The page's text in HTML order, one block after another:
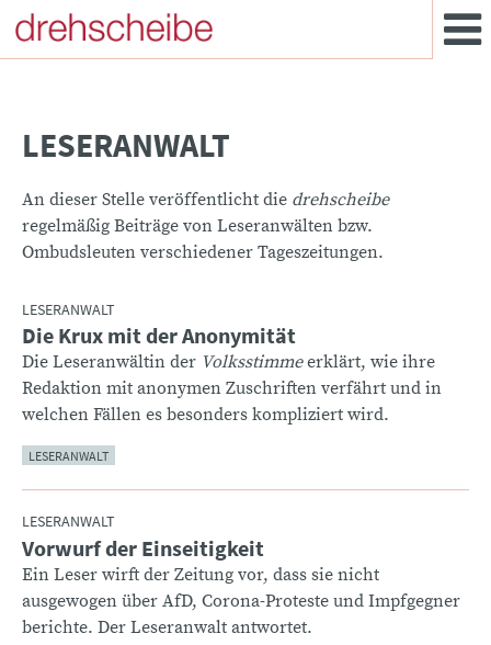
LESERANWALT
An dieser Stelle veröffentlicht die drehscheibe
regelmäßig Beiträge von Leseranwälten bzw.
Ombudsleuten verschiedener Tageszeitungen.
LESERANWALT
:Die Krux mit der Anonymität
Die Leseranwältin der Volksstimmeerklärt, wie ihre
Redaktion mit anonymen Zuschriften verfährt und in
welchen Fällen es besonders kompliziert wird.
LESERANWALT
LESERANWALT
:Vorwurf der Einseitigkeit
Ein Leser wirft der Zeitung vor, dass sie nicht
ausgewogen über AfD, Corona-Proteste und Impfgegner
berichte. Der Leseranwalt antwortet.